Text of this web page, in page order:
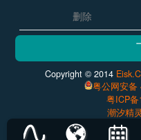
删除
Copyright © 2014
粤公网安备
粤ICP备
潮汐精灵